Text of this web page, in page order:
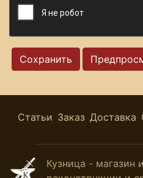
Статьи Заказ Доставка
Кузница - магазин